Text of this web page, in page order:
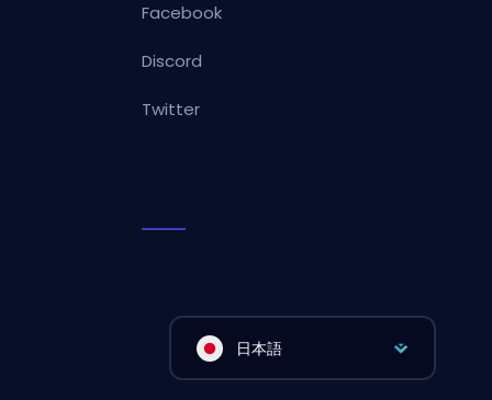
Facebook
Discord
Twitter
日本語